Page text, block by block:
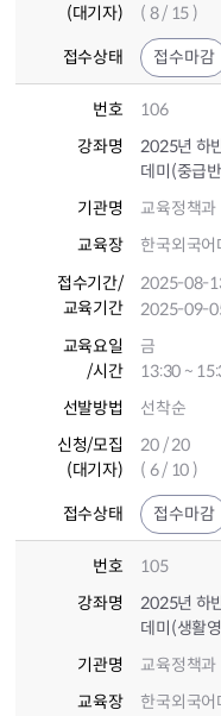
(대기자)
( 8 / 15 )
접수상태 접수마감
번호
106
강좌명
2025년 하
데미(중급
기관명
교육정책과
교육장
한국외국어
접수기간/
교육기간
2025-08-
2025-09-
교육요일
/시간
금
13:30 ~
선발방법
선착순
신청/모집
(대기자)
20 / 20
( 6 / 10 )
접수상태 접수마감
번호
105
강좌명
2025년 하
데미(생활
기관명
교육정책과
교육장
한국외국어